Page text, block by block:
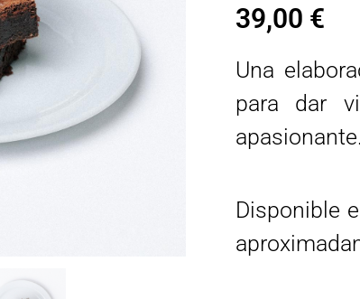
39,00 €
Una
para dar
apasionante.
Disponible